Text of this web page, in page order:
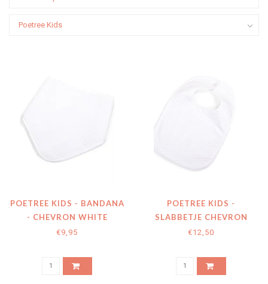
POETREE KIDS - BANDANA
- CHEVRON WHITE
€9,95
POETREE KIDS -
SLABBETJE CHEVRON
WHITE
€12,50